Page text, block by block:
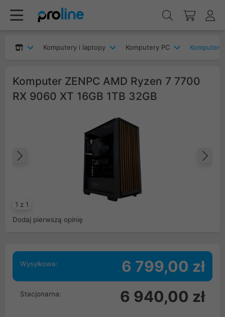
Komputery i laptopy Komputery PC
Komputer ZENPC AMD Ryzen 7 7700
RX 9060 XT 16GB 1TB 32GB
1 z 1
Poprzedni
Dodaj pierwszą opinię
Wysyłkowa: 6 799,00 zł
Stacjonarna: 6 940,00 zł